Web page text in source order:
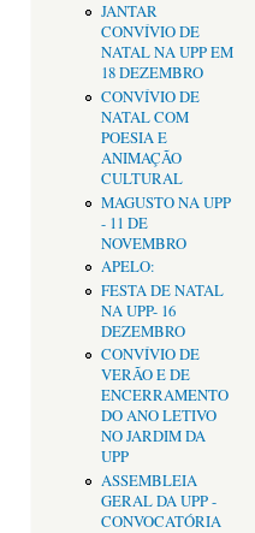
JANTAR
CONVÍVIO DE
NATAL NA UPP EM
18 DEZEMBRO
CONVÍVIO DE
NATAL COM
POESIA E
ANIMAÇÃO
CULTURAL
MAGUSTO NA UPP
- 11 DE
NOVEMBRO
APELO:
FESTA DE NATAL
NA UPP- 16
DEZEMBRO
CONVÍVIO DE
VERÃO E DE
ENCERRAMENTO
DO ANO LETIVO
NO JARDIM DA
UPP
ASSEMBLEIA
GERAL DA UPP -
CONVOCATÓRIA